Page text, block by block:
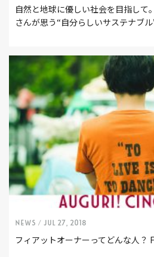
自然と地球に優しい社会を目指して
さんが思う“自分らしいサステナブル
NEWS / Jul 27, 2018
フィアットオーナーってどんな人？